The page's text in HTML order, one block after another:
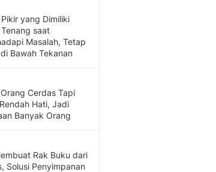
yang Dimiliki
saat
Masalah, Tetap
Bawah Tekanan
Cerdas Tapi
Hati, Jadi
Banyak Orang
Rak Buku dari
Solusi Penyimpanan